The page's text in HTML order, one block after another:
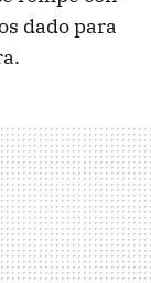
dado para